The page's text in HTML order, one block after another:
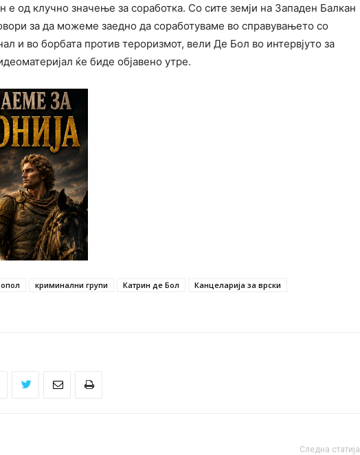
е од клучно значење за соработка. Со сите земји на Западен Балкан
за да можеме заедно да соработуваме во справувањето со
и во борбата против тероризмот, вели Де Бол во интервјуто за
ќе биде објавено утре.
криминални групи Катрин де Бол
Канцеларија за врски
Следна статија